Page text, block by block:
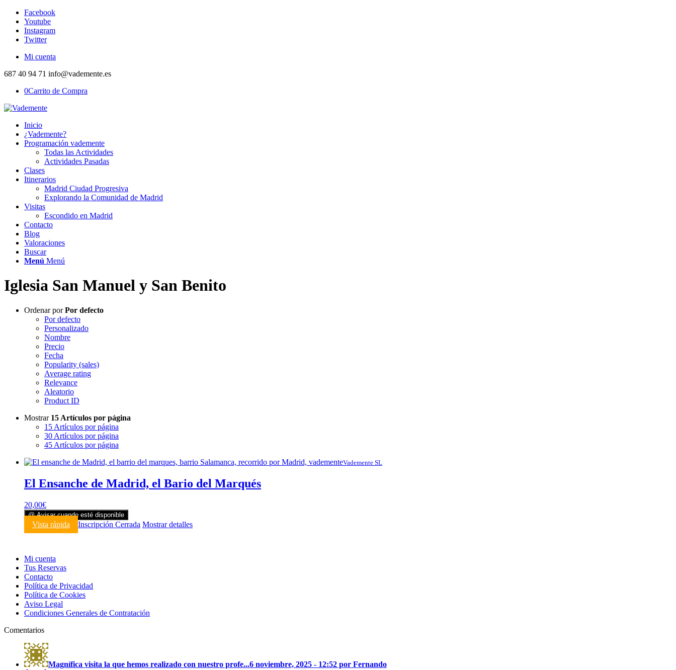
Facebook
Youtube
Instagram
Twitter
Mi cuenta
687 40 94 71 info@vademente.es
0Carrito de Compra
Inicio
¿Vademente?
Programación vademente
Todas las Actividades
Actividades Pasadas
Clases
Itinerarios
Madrid Ciudad Progresiva
Explorando la Comunidad de Madrid
Visitas
Escondido en Madrid
Contacto
Blog
Valoraciones
Buscar
Menú Menú
Iglesia San Manuel y San Benito
Ordenar porPor defecto
Por defecto
Personalizado
Nombre
Precio
Fecha
Popularity (sales)
Average rating
Relevance
Aleatorio
Product ID
Mostrar 15 Artículos por página
15 Artículos por página
30 Artículos por página
45 Artículos por página
Vademente SL
El Ensanche de Madrid, el Bario del Marqués
20,00€
@ Avisar cuando esté disponible
Vista rápida Inscripción Cerrada Mostrar detalles
Mi cuenta
Tus Reservas
Contacto
Política de Privacidad
Política de Cookies
Aviso Legal
Condiciones Generales de Contratación
Comentarios
Magnífica visita la que hemos realizado con nuestro profe...6 noviembre, 2025 - 12:52 por Fernando